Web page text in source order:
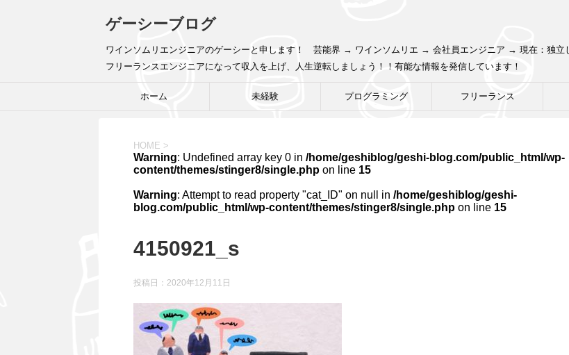
ゲーシーブログ
ワインソムリエンジニアのゲーシーと申します！ 芸能界 → ワインソムリエ → 会社員エンジニア → 現在：独立
フリーランスエンジニアになって収入を上げ、人生逆転しましょう！！有能な情報を発信しています！
ホーム 未経験 プログラミング フリーランス
HOME >
Warning: Undefined array key 0 in /home/geshiblog/geshi-blog.com/public_html/wp-
content/themes/stinger8/single.php on line 15
Warning: Attempt to read property "cat_ID" on null in /home/geshiblog/geshi-
blog.com/public_html/wp-content/themes/stinger8/single.php on line 15
4150921_s
投稿日： 2020年12月11日